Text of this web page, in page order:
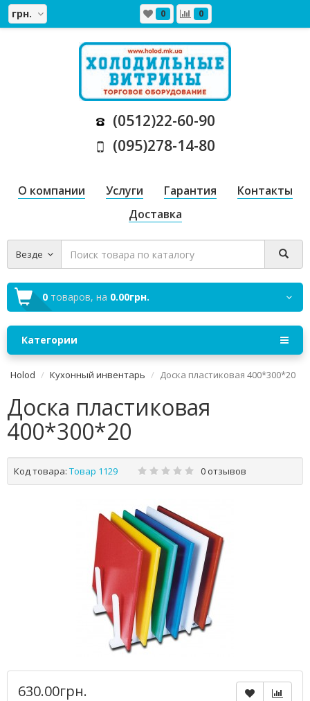
грн. 0 0
(0512)22-60-90
(095)278-14-80
О компании Услуги Гарантия
Контакты
Доставка
Везде
0 товаров, на 0.00грн.
Категории
Holod Кухонный инвентарь Доска пластиковая 400*300*20
Доска пластиковая
400*300*20
Код товара: Товар 1129 0 отзывов
630.00грн.